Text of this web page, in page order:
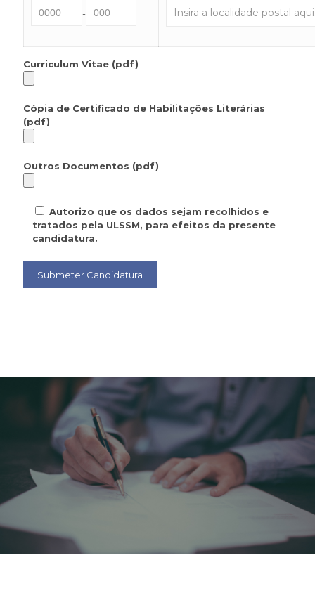
-
Curriculum Vitae (pdf)
Cópia de Certificado de Habilitações Literárias
(pdf)
Outros Documentos (pdf)
Autorizo que os dados sejam recolhidos e
tratados pela ULSSM, para efeitos da presente
candidatura.